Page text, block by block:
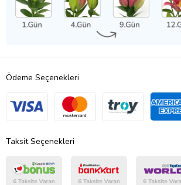
Ödeme Seçenekleri
Taksit Seçenekleri